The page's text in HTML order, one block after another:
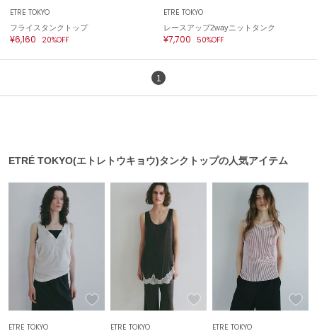
エミ アトリエ
emmi yoga
FRAY I.D
フレイアイディー
FURFUR
ファーファー
ETRÉ TOKYO
フライスタンクトップ
¥6,160 20%OFF
ETRÉ TOKYO
レースアップ2wayニットタンク
¥7,700 50%OFF
1
ETRÉ TOKYO(エトレトウキョウ)タンクトップの人気アイテム
ETRÉ TOKYO ETRÉ TOKYO ETRÉ TOKYO